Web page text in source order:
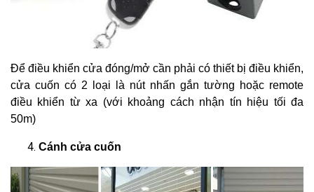
Để điều khiển cửa đóng/mở cần phải có thiết bị điều khiển,
cửa cuốn có 2 loại là nút nhấn gắn tường hoặc remote
điều khiển từ xa (với khoảng cách nhận tín hiệu tối đa
50m)
Cánh cửa cuốn